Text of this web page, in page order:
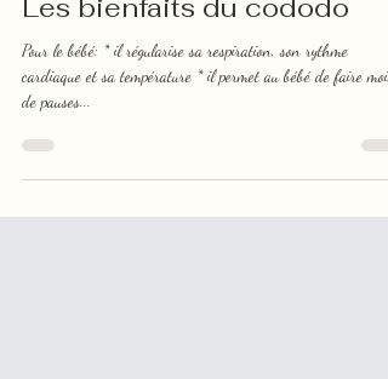
Les bienfaits du cododo
Pour le bébé: * il régularise sa respiration, son rythme
cardiaque et sa température * il permet au bébé de faire